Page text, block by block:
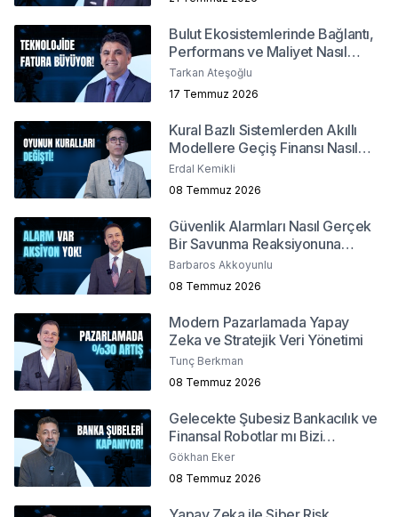
Bulut Ekosistemlerinde Bağlantı,
Performans ve Maliyet Nasıl
Yönetilir?
Tarkan Ateşoğlu
17 Temmuz 2026
Kural Bazlı Sistemlerden Akıllı
Modellere Geçiş Finansı Nasıl
Değiştirdi?
Erdal Kemikli
08 Temmuz 2026
Güvenlik Alarmları Nasıl Gerçek
Bir Savunma Reaksiyonuna
Dönüşür ?
Barbaros Akkoyunlu
08 Temmuz 2026
Modern Pazarlamada Yapay
Zeka ve Stratejik Veri Yönetimi
Tunç Berkman
08 Temmuz 2026
Gelecekte Şubesiz Bankacılık ve
Finansal Robotlar mı Bizi
Bekliyor?
Gökhan Eker
08 Temmuz 2026